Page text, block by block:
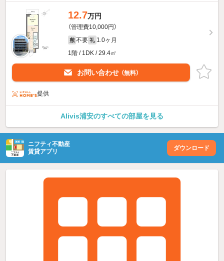
12.7万円
（管理費10,000円）
敷 不要 礼 1.0ヶ月
1階 / 1DK / 29.4㎡
お問い合わせ （無料）
提供
Alivis浦安のすべての部屋を見る
ニフティ不動産
賃貸アプリ
ダウンロード